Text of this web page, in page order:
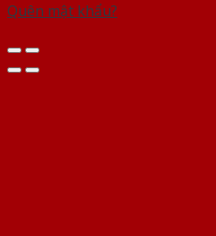
Quên mật khẩu?